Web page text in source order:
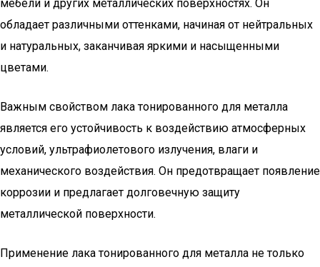
мебели и других металлических поверхностях. Он
обладает различными оттенками, начиная от нейтральных
и натуральных, заканчивая яркими и насыщенными
цветами.
Важным свойством лака тонированного для металла
является его устойчивость к воздействию атмосферных
условий, ультрафиолетового излучения, влаги и
механического воздействия. Он предотвращает появление
коррозии и предлагает долговечную защиту
металлической поверхности.
Применение лака тонированного для металла не только